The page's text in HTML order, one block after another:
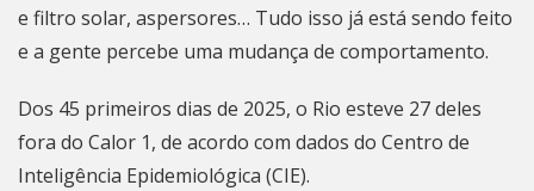
e filtro solar, aspersores… Tudo isso já está sendo feito
e a gente percebe uma mudança de comportamento.
Dos 45 primeiros dias de 2025, o Rio esteve 27 deles
fora do Calor 1, de acordo com dados do Centro de
Inteligência Epidemiológica (CIE).